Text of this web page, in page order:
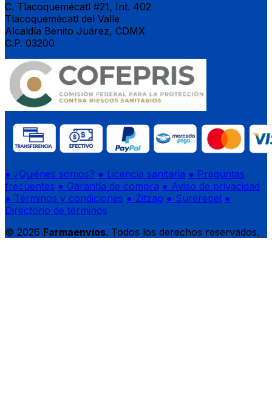
C. Tlacoquemécatl #21, Int. 402
Tlacoquemécatl del Valle
Alcaldía Benito Juárez, CDMX
C.P. 03200
● ¿Quiénes somos? ● Licencia sanitaria ● Preguntas
frecuentes ● Garantía de compra ● Aviso de privacidad
● Términos y condiciones ● Zitzap ● Surerepel ●
Directorio de términos
© 2026 Farmaenvíos. Todos los derechos reservados.